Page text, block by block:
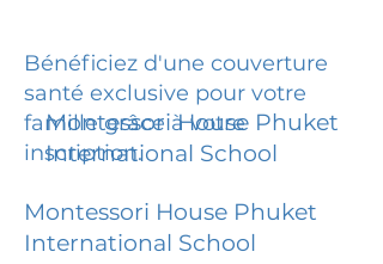
Bénéficiez d'une couverture
santé exclusive pour votre
famille grâce à votre
inscription.
Montessori House Phuket
International School
Montessori House Phuket
International School